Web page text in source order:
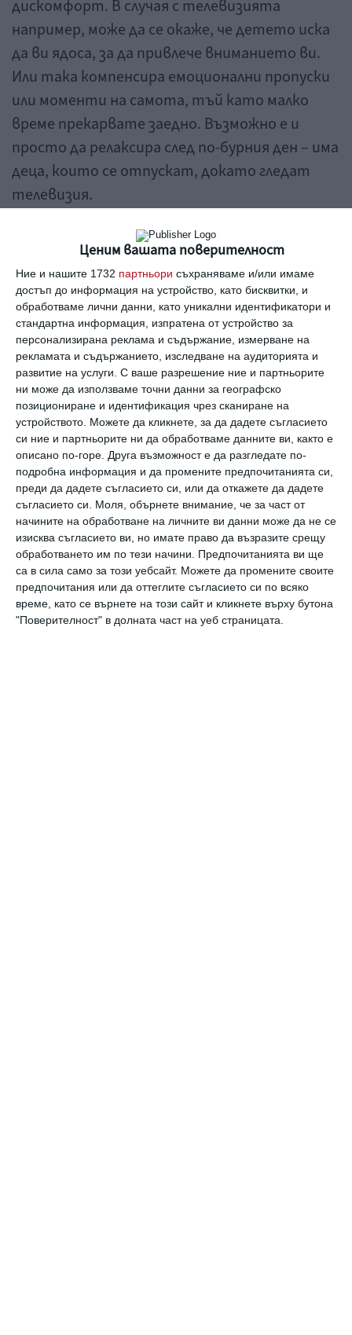
Ценим вашата поверителност
Ние и нашите 1732 партньори съхраняваме и/или имаме
достъп до информация на устройство, като бисквитки, и
обработваме лични данни, като уникални идентификатори и
стандартна информация, изпратена от устройство за
персонализирана реклама и съдържание, измерване на
рекламата и съдържанието, изследване на аудиторията и
развитие на услуги. С ваше разрешение ние и партньорите
ни може да използваме точни данни за географско
позициониране и идентификация чрез сканиране на
устройството. Можете да кликнете, за да дадете съгласието
си ние и партньорите ни да обработваме данните ви, както е
описано по-горе. Друга възможност е да разгледате по-
подробна информация и да промените предпочитанията си,
преди да дадете съгласието си, или да откажете да дадете
съгласието си. Моля, обърнете внимание, че за част от
начините на обработване на личните ви данни може да не се
изисква съгласието ви, но имате право да възразите срещу
обработването им по тези начини. Предпочитанията ви ще
са в сила само за този уебсайт. Можете да промените своите
предпочитания или да оттеглите съгласието си по всяко
време, като се върнете на този сайт и кликнете върху бутона
"Поверителност" в долната част на уеб страницата.
дискомфорт. В случая с телевизията
например, може да се окаже, че детето иска
да ви ядоса, за да привлече вниманието ви.
Или така компенсира емоционални пропуски
или моменти на самота, тъй като малко
време прекарвате заедно. Възможно е и
просто да релаксира след по-бурния ден – има
деца, които се отпускат, докато гледат
телевизия.
Докато не разрешите проблема, няма смисъл
да го лишавате от инструмента му за
компенсация, тъй като това ще увеличи
напрежението. По-полезно е да разберете
нуждата му, да проявите разбиране и да
предложите компромисен или алтернативен
вариант. Когато усети вашата
съпричастност, детето ще бъде по-склонно
да стане от дивана.
Не иска да яде
Не просто конкретна храна, а каквото и да
му поднесете. Тук има едно простичко
решение. Първо помислете дали му
предлагате нормално количество. Ако
пълните чинията по обичайния за
възрастните начин, напълно възможно е да